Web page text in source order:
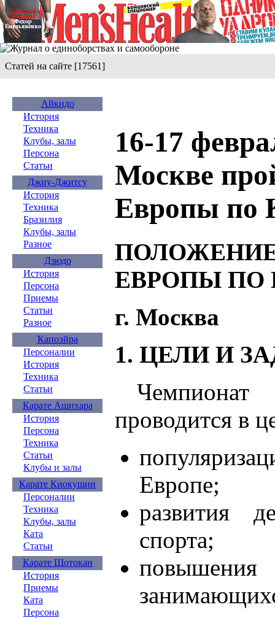
Статей на сайте [17561]
Айкидо
История
Техника
Клубы, залы
Персона
Статьи
Джиу-Джитсу
История
Техника
Бразилия
Клубы, залы
Разное
Дзюдо
История
Персона
Приемы
Статьи
Разное
Капоэйра
Персоналии
История
Техника
Статьи
Карате Ашихара
История
Персона
Техника
Статьи
Клубы и залы
Карате Киокушин
Персоналии
Техника
Клубы, залы
Ката
Статьи
Карате Шотокан
История
Приемы
Ката
Персона
16-17
Москве
Европы по
ЕВРОПЫ ПО
г. Москва
1. ЦЕЛИ И
проводится в
Европе;
развития
спорта;
повышения